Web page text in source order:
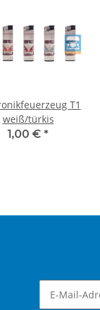
T1
weiß/türkis
1,00 € *